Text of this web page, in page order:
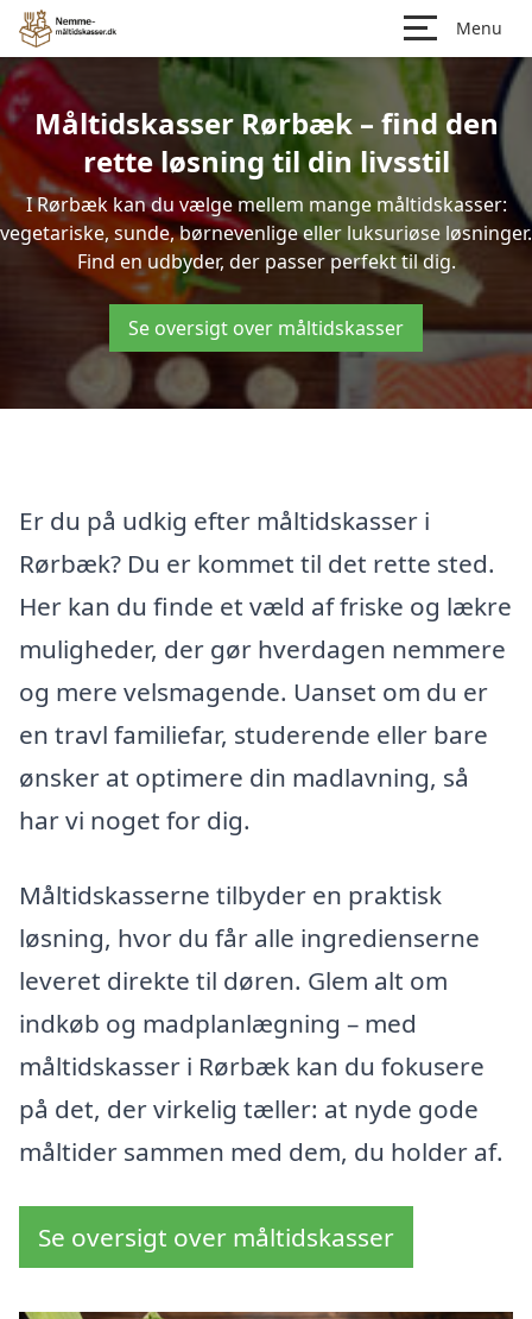
Menu
Måltidskasser Rørbæk – find den
rette løsning til din livsstil
I Rørbæk kan du vælge mellem mange måltidskasser:
vegetariske, sunde, børnevenlige eller luksuriøse løsninger.
Find en udbyder, der passer perfekt til dig.
Se oversigt over måltidskasser
Er du på udkig efter måltidskasser i
Rørbæk? Du er kommet til det rette sted.
Her kan du finde et væld af friske og lækre
muligheder, der gør hverdagen nemmere
og mere velsmagende. Uanset om du er
en travl familiefar, studerende eller bare
ønsker at optimere din madlavning, så
har vi noget for dig.
Måltidskasserne tilbyder en praktisk
løsning, hvor du får alle ingredienserne
leveret direkte til døren. Glem alt om
indkøb og madplanlægning – med
måltidskasser i Rørbæk kan du fokusere
på det, der virkelig tæller: at nyde gode
måltider sammen med dem, du holder af.
Se oversigt over måltidskasser